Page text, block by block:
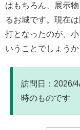
はもちろん、展示
るお城です。現在
打となったのが、
いうことでしょうか
訪問日：2026/
時のものです